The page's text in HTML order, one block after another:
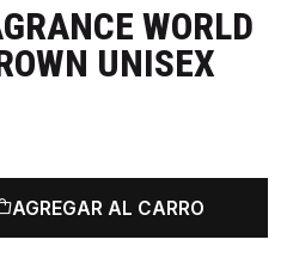
WORLD
UNISEX
AGREGAR AL CARRO